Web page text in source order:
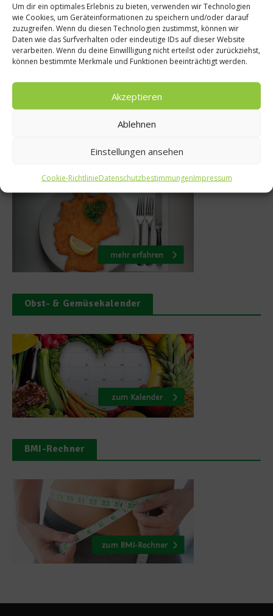
Um dir ein optimales Erlebnis zu bieten, verwenden wir Technologien
wie Cookies, um Geräteinformationen zu speichern und/oder darauf
zuzugreifen. Wenn du diesen Technologien zustimmst, können wir
Daten wie das Surfverhalten oder eindeutige IDs auf dieser Website
verarbeiten. Wenn du deine Einwillligung nicht erteilst oder zurückziehst,
können bestimmte Merkmale und Funktionen beeinträchtigt werden.
Akzeptieren
Ablehnen
Einstellungen ansehen
Cookie-RichtlinieDatenschutzbestimmungenImpressum
Rezepte
Teufelsalat
17. Dezember 2013
Was isst Deutschland
Obst- & Gemüsekalender
BMI-Rechner